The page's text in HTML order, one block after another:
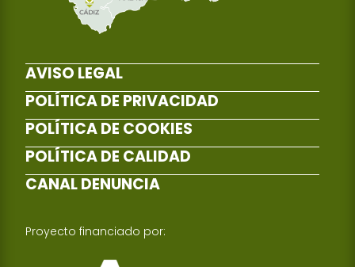
AVISO LEGAL
POLÍTICA DE PRIVACIDAD
POLÍTICA DE COOKIES
POLÍTICA DE CALIDAD
CANAL DENUNCIA
Proyecto financiado por: